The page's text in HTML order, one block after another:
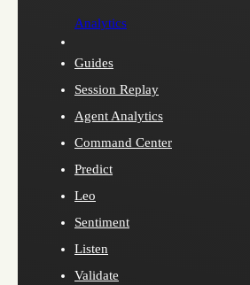
Analytics
Guides
Session Replay
Agent Analytics
Command Center
Predict
Leo
Sentiment
Listen
Validate